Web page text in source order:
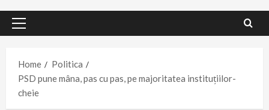
Primary
Home
Politica
PSD pune mâna, pas cu pas, pe majoritatea instituțiilor-
cheie